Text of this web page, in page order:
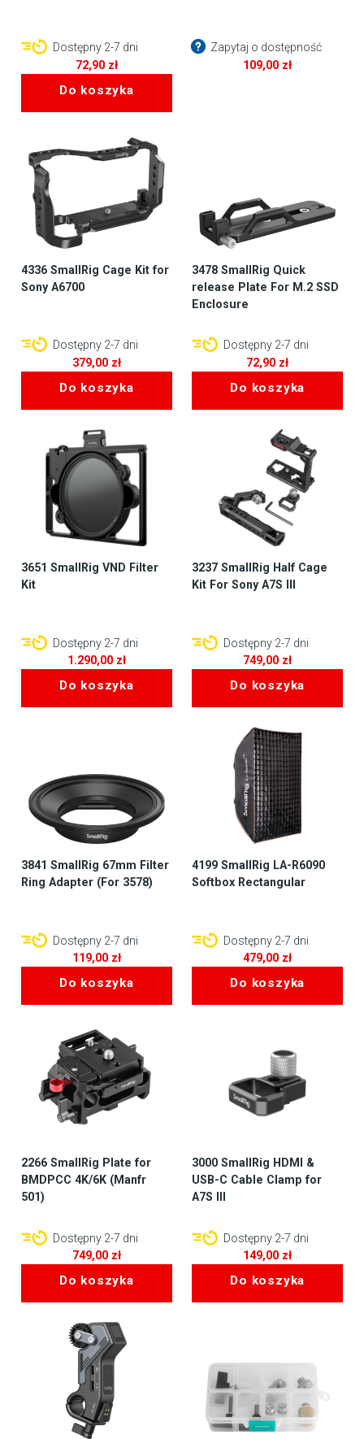
Dostępny 2-7 dni
72,90 zł
Do koszyka
Zapytaj o dostępność
109,00 zł
4336 SmallRig Cage Kit for
Sony A6700
Dostępny 2-7 dni
379,00 zł
Do koszyka
3478 SmallRig Quick
release Plate For M.2 SSD
Enclosure
Dostępny 2-7 dni
72,90 zł
Do koszyka
3651 SmallRig VND Filter
Kit
Dostępny 2-7 dni
1.290,00 zł
Do koszyka
3237 SmallRig Half Cage
Kit For Sony A7S III
Dostępny 2-7 dni
749,00 zł
Do koszyka
3841 SmallRig 67mm Filter
Ring Adapter (For 3578)
Dostępny 2-7 dni
119,00 zł
Do koszyka
4199 SmallRig LA-R6090
Softbox Rectangular
Dostępny 2-7 dni
479,00 zł
Do koszyka
2266 SmallRig Plate for
BMDPCC 4K/6K (Manfr
501)
Dostępny 2-7 dni
749,00 zł
Do koszyka
3000 SmallRig HDMI &
USB-C Cable Clamp for
A7S III
Dostępny 2-7 dni
149,00 zł
Do koszyka